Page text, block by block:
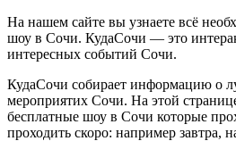
На нашем сайте вы узнаете всё
шоу в Сочи. КудаСочи — это
интересных событий Сочи.
КудаСочи собирает информацию о
мероприятих Сочи. На этой
бесплатные шоу в Сочи которые
проходить скоро: например завтра,